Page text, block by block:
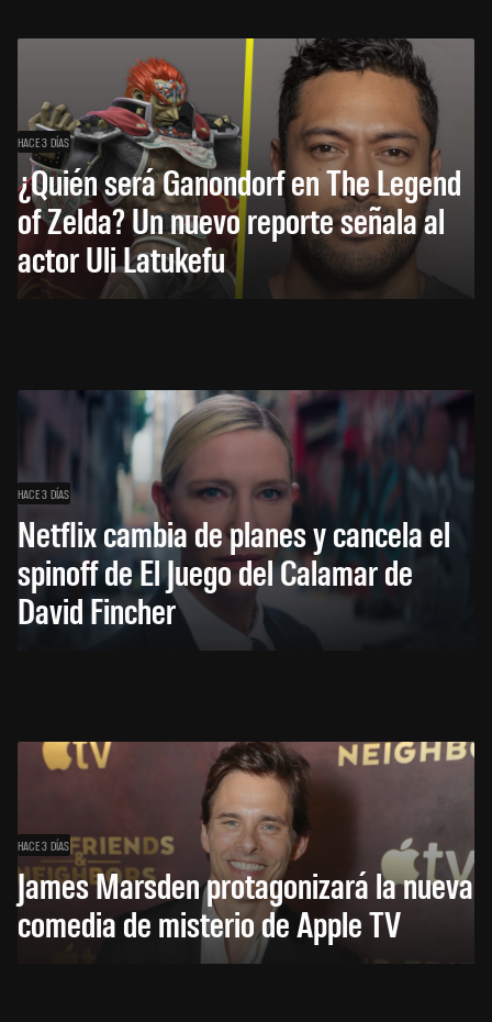
HACE 3 DÍAS
¿Quién será Ganondorf en The Legend
of Zelda? Un nuevo reporte señala al
actor Uli Latukefu
HACE 3 DÍAS
Netflix cambia de planes y cancela el
spinoff de El Juego del Calamar de
David Fincher
HACE 3 DÍAS
James Marsden protagonizará la nueva
comedia de misterio de Apple TV